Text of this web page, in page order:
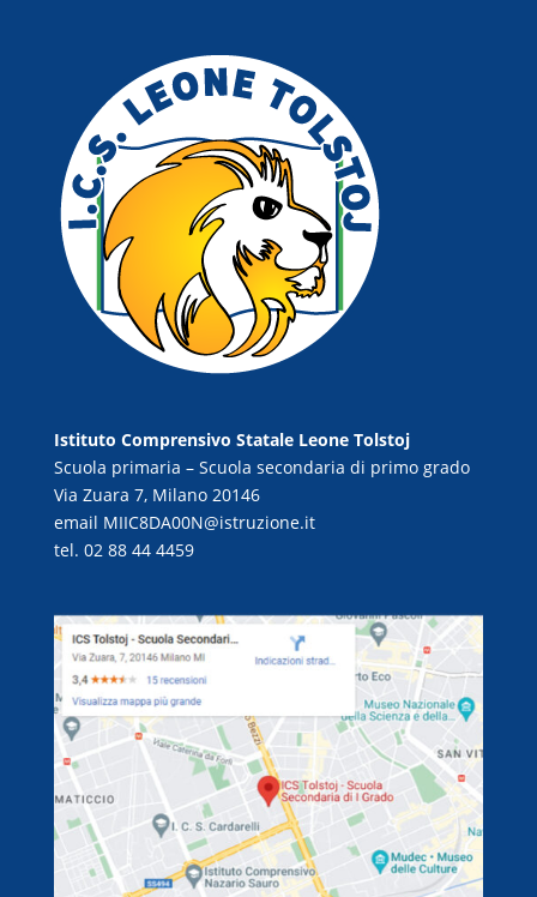
Istituto Comprensivo Statale Leone Tolstoj
Scuola primaria – Scuola secondaria di primo grado
Via Zuara 7, Milano 20146
email MIIC8DA00N@istruzione.it
tel. 02 88 44 4459